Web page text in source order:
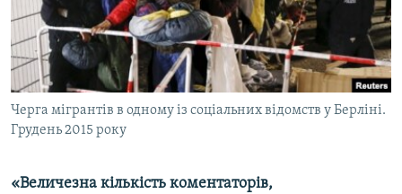
КРИМ РЕАЛІЇ
РУС
УКР
КТАТ
ДОЛУЧАЙСЯ!
Черга мігрантів в одному із соціальних відомств у Берліні.
Грудень 2015 року
«Величезна кількість коментаторів,